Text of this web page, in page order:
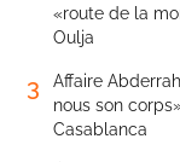
«route de la
Oulja
3
Affaire
nous son
Casablanca